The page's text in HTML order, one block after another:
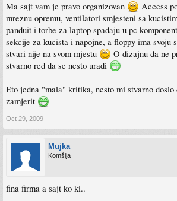
Ma sajt vam je pravo organizovan
Access
mreznu opremu, ventilatori smjesteni sa
panduit i torbe za laptop spadaju u pc
sekcije za kucista i napojne, a floppy ima svoju
stvari nije na svom mjestu
O dizajnu da ne
stvarno red da se nesto uradi
Eto jedna "mala" kritika, nesto mi stvarno doslo
zamjerit
Oct 29, 2009
Mujka
Komšija
fina firma a sajt ko ki..